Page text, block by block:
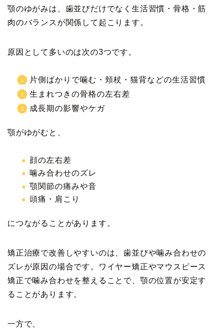
顎のゆがみは、歯並びだけでなく生活習慣・骨格・筋
肉のバランスが関係して起こります。
原因として多いのは次の3つです。
片側ばかりで噛む・頬杖・猫背などの生活習慣
生まれつきの骨格の左右差
成長期の影響やケガ
顎がゆがむと、
顔の左右差
噛み合わせのズレ
顎関節の痛みや音
頭痛・肩こり
につながることがあります。
矯正治療で改善しやすいのは、歯並びや噛み合わせの
ズレが原因の場合です。ワイヤー矯正やマウスピース
矯正で噛み合わせを整えることで、顎の位置が安定す
ることがあります。
一方で、